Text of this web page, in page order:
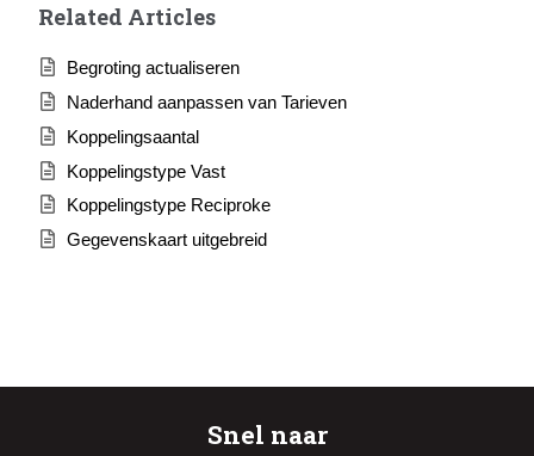
Related Articles
Begroting actualiseren
Naderhand aanpassen van Tarieven
Koppelingsaantal
Koppelingstype Vast
Koppelingstype Reciproke
Gegevenskaart uitgebreid
Snel naar